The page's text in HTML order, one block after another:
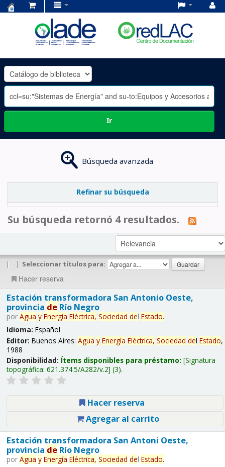
OLADE
-
Ir
Búsqueda avanzada
Refinar su búsqueda
Su búsqueda retornó 4 resultados.
| | Seleccionar títulos para:
Hacer reserva
Estación transformadora San Antonio Oeste,
provincia deRío Negro
por Agua y Energía Eléctrica, Sociedad del Estado.
Idioma: Español
Editor: Buenos Aires: Agua y Energía Eléctrica, Sociedad del Estado,
1988
Disponibilidad: Ítems disponibles para préstamo: Signatura
topográfica: 621.374.5/A282/v.2 (3).
Hacer reserva
Agregar al carrito
Estación transformadora San Antoni Oeste,
provincia deRío Negro
por Agua y Energía Eléctrica, Sociedad del Estado.